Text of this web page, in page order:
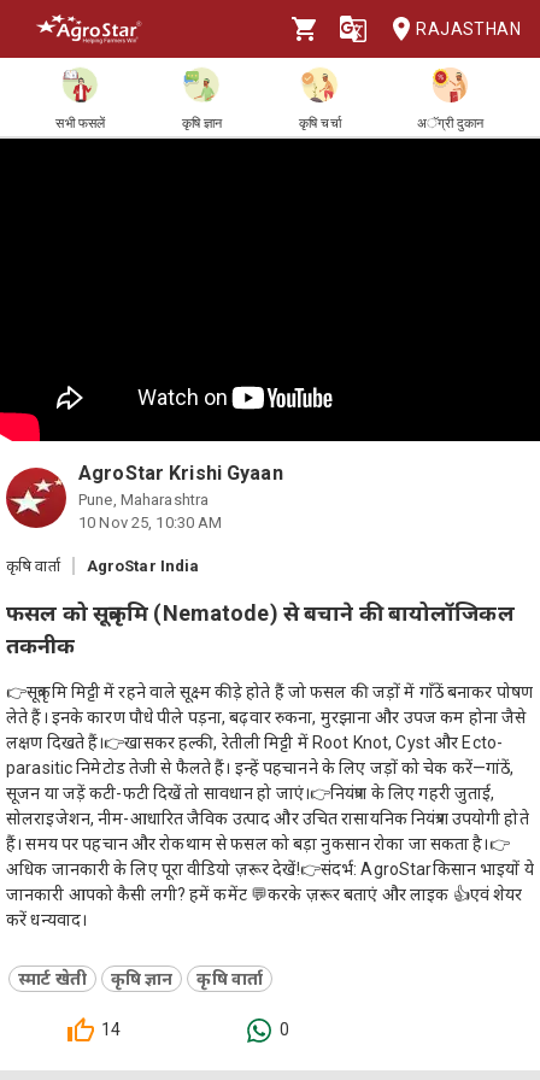
RAJASTHAN
सभी फसलें कृषि ज्ञान कृषि चर्चा अॅग्री दुकान
AgroStar Krishi Gyaan
Pune, Maharashtra
10 Nov 25, 10:30 AM
कृषि वार्ता AgroStar India
फसल को सूत्रकृमि (Nematode) से बचाने की बायोलॉजिकल
तकनीक
👉सूत्रकृमि मिट्टी में रहने वाले सूक्ष्म कीड़े होते हैं जो फसल की जड़ों में गाँठें बनाकर पोषण
लेते हैं। इनके कारण पौधे पीले पड़ना, बढ़वार रुकना, मुरझाना और उपज कम होना जैसे
लक्षण दिखते हैं।👉खासकर हल्की, रेतीली मिट्टी में Root Knot, Cyst और Ecto-
parasitic निमेटोड तेजी से फैलते हैं। इन्हें पहचानने के लिए जड़ों को चेक करें—गांठें,
सूजन या जड़ें कटी-फटी दिखें तो सावधान हो जाएं।👉नियंत्रण के लिए गहरी जुताई,
सोलराइजेशन, नीम-आधारित जैविक उत्पाद और उचित रासायनिक नियंत्रण उपयोगी होते
हैं। समय पर पहचान और रोकथाम से फसल को बड़ा नुकसान रोका जा सकता है।👉
अधिक जानकारी के लिए पूरा वीडियो ज़रूर देखें!👉संदर्भ: AgroStarकिसान भाइयों ये
जानकारी आपको कैसी लगी? हमें कमेंट 💬करके ज़रूर बताएं और लाइक 👍एवं शेयर
करें धन्यवाद।
स्मार्ट खेती कृषि ज्ञान कृषि वार्ता
14 0